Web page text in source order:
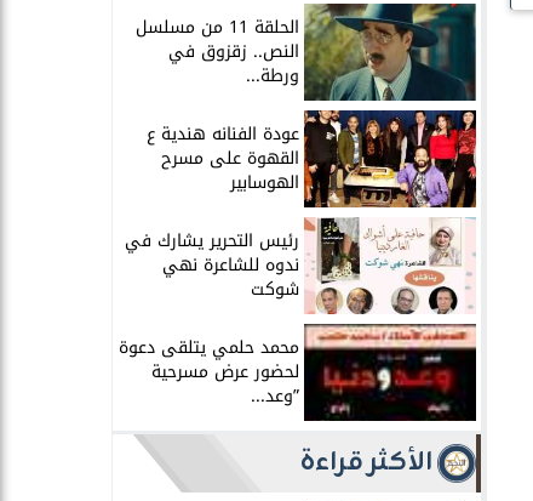
الحلقة 11 من مسلسل
النص.. زقزوق في
ورطة...
عودة الفنانه هندية ع
القهوة على مسرح
الهوسابير
رئيس التحرير يشارك في
ندوه للشاعرة نهي
شوكت
محمد حلمي يتلقى دعوة
لحضور عرض مسرحية
”وعد...
الأكثر قراءة